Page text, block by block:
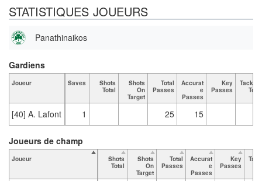
STATISTIQUES JOUEURS
Panathinaikos
Joueur Saves
Shots
Total
Shots
On
Target
Total
Passes
Accurat
e
Passes
Key
Passes
Tackles
Total
[40] A. Lafont 1 25 15
Gardiens
Joueur
Shots
Total
Shots
On
Target
Total
Passes
Accurat
e
Passes
Key
Passes
Joueurs de champ